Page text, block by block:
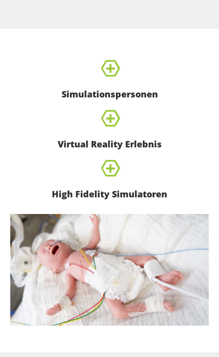
Simulationspersonen
Virtual Reality Erlebnis
High Fidelity Simulatoren